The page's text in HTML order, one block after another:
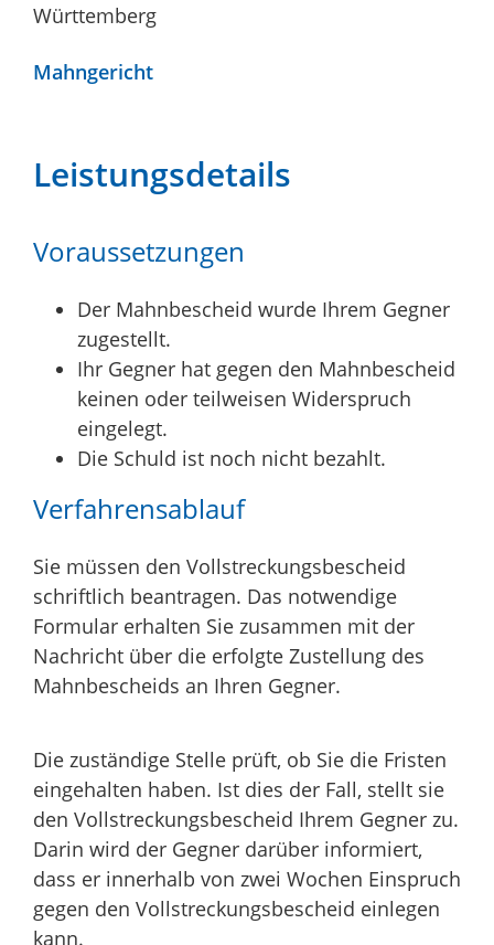
Württemberg
Mahngericht
Leistungsdetails
Voraussetzungen
Der Mahnbescheid wurde Ihrem Gegner
zugestellt.
Ihr Gegner hat gegen den Mahnbescheid
keinen oder teilweisen Widerspruch
eingelegt.
Die Schuld ist noch nicht bezahlt.
Verfahrensablauf
Sie müssen den Vollstreckungsbescheid
schriftlich beantragen. Das notwendige
Formular erhalten Sie zusammen mit der
Nachricht über die erfolgte Zustellung des
Mahnbescheids an Ihren Gegner.
Die zuständige Stelle prüft, ob Sie die Fristen
eingehalten haben. Ist dies der Fall, stellt sie
den Vollstreckungsbescheid Ihrem Gegner zu.
Darin wird der Gegner darüber informiert,
dass er innerhalb von zwei Wochen Einspruch
gegen den Vollstreckungsbescheid einlegen
kann.